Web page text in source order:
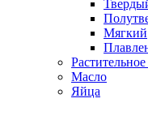
Мягкий
Масло
Яйца